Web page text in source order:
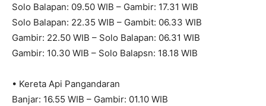
Solo Balapan: 09.50 WIB – Gambir: 17.31 WIB
Solo Balapan: 22.35 WIB – Gambit: 06.33 WIB
Gambir: 22.50 WIB – Solo Balapan: 06.31 WIB
Gambir: 10.30 WIB – Solo Balapsn: 18.18 WIB
• Kereta Api Pangandaran
Banjar: 16.55 WIB – Gambir: 01.10 WIB